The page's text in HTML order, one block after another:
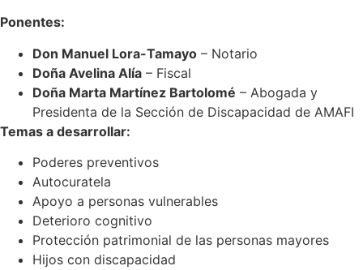
Ponentes:
Don Manuel Lora-Tamayo – Notario
Doña Avelina Alía – Fiscal
Doña Marta Martínez Bartolomé – Abogada y
Presidenta de la Sección de Discapacidad de AMAFI
Temas a desarrollar:
Poderes preventivos
Autocuratela
Apoyo a personas vulnerables
Deterioro cognitivo
Protección patrimonial de las personas mayores
Hijos con discapacidad